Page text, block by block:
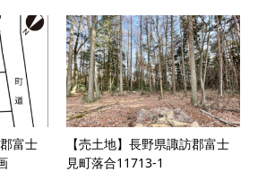
富士
【売土地】長野県諏訪郡富士
見町落合11713-1